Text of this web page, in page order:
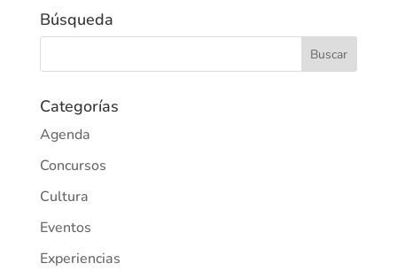
Búsqueda
Categorías
Agenda
Concursos
Cultura
Eventos
Experiencias